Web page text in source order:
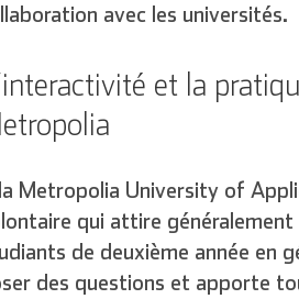
avec les universités.
et la
Metropolia University of
qui attire
de deuxième année en
des questions et apporte